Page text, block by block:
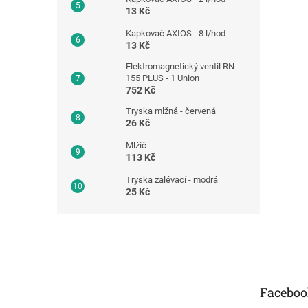
13 Kč
Kapkovač AXIOS - 8 l/hod
13 Kč
Elektromagnetický ventil RN
155 PLUS - 1 Union
752 Kč
Tryska mlžná - červená
26 Kč
Mlžič
113 Kč
Tryska zalévací - modrá
25 Kč